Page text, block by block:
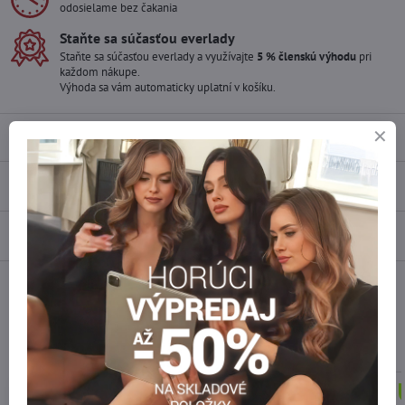
odosielame bez čakania
Staňte sa súčasťou everlady
Staňte sa súčasťou everlady a využívajte 5 % členskú výhodu pri
každom nákupe.
Výhoda sa vám automaticky uplatní v košíku.
Popis
0
Diskusia 0
TwitterBlueskyPinterestReddit LinkedInWhatsApp
E-
Podobné produkty